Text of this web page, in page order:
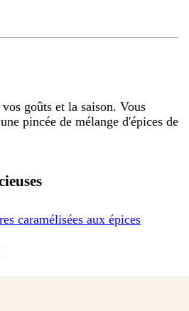
goûts et la saison. Vous
pincée de mélange d'épices de
caramélisées aux épices